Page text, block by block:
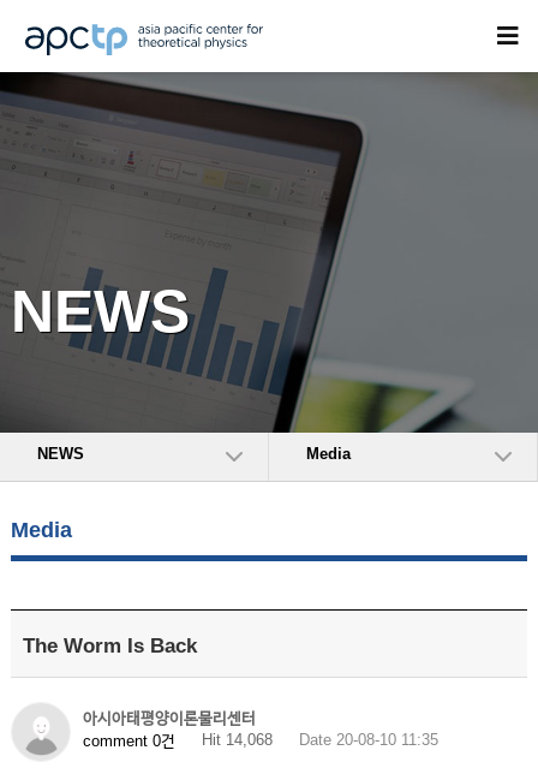
NEWS
NEWS Media
Media
The Worm Is Back
아시아태평양이론물리센터
comment 0건
Hit 14,068 Date 20-08-10 11:35